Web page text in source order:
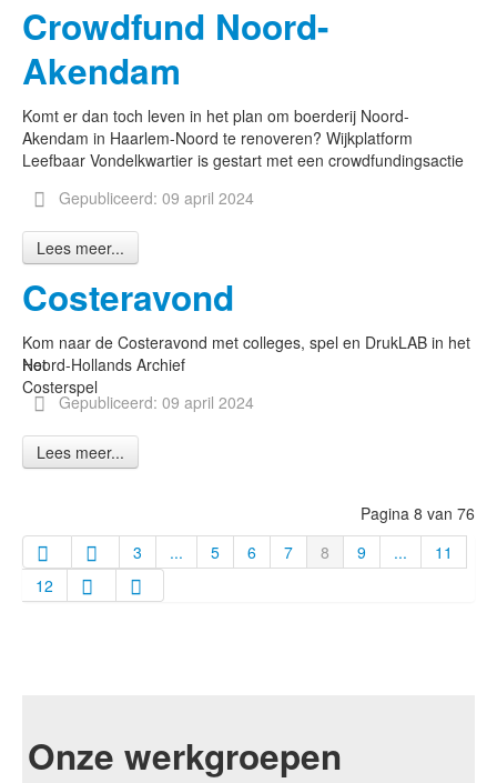
Crowdfund Noord-
Akendam
Komt er dan toch leven in het plan om boerderij Noord-
Akendam in Haarlem-Noord te renoveren? Wijkplatform
Leefbaar Vondelkwartier is gestart met een crowdfundingsactie
Gepubliceerd: 09 april 2024
Lees meer...
Costeravond
Het
Costerspel
Kom naar de Costeravond met colleges, spel en DrukLAB in het
Noord-Hollands Archief
Gepubliceerd: 09 april 2024
Lees meer...
Pagina 8 van 76
3
... 5 6 7 8 9 ...
11
12
Onze werkgroepen